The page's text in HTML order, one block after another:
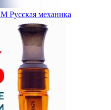
Русская механика